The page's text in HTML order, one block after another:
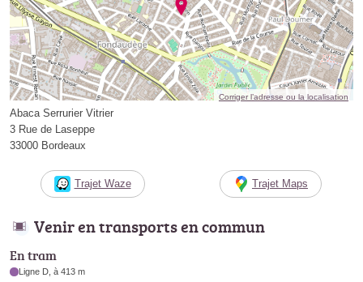
Corriger l’adresse ou la localisation
Abaca Serrurier Vitrier
3 Rue de Laseppe
33000 Bordeaux
Trajet Waze Trajet Maps
Venir en transports en commun
En tram
Ligne D, à 413 m